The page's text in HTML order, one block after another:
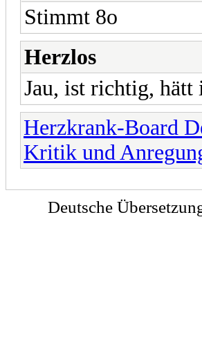
Stimmt 8o
Herzlos
Jau, ist richtig, hätt
Herzkrank-Board
Kritik und
Deutsche